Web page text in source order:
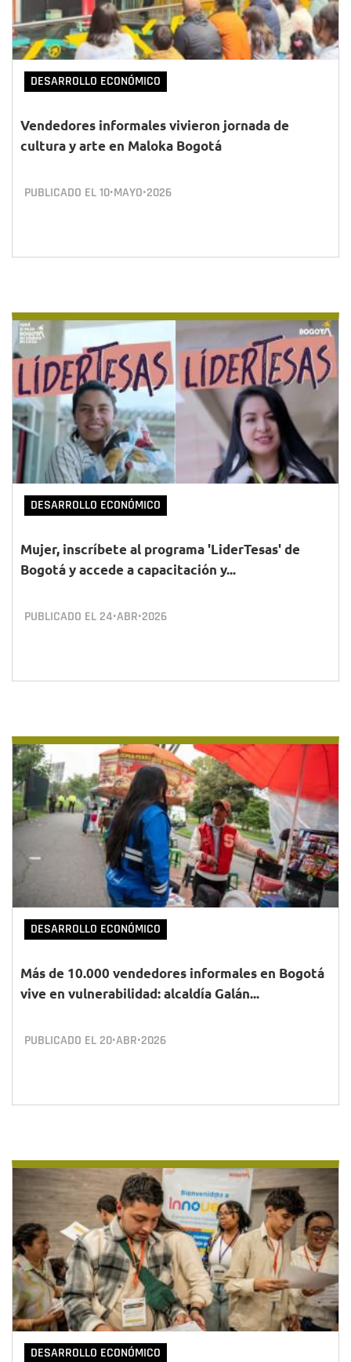
DESARROLLO ECONÓMICO
Vendedores informales vivieron jornada de
cultura y arte en Maloka Bogotá
PUBLICADO EL10•MAYO•2026
DESARROLLO ECONÓMICO
Mujer, inscríbete al programa 'LiderTesas' de
Bogotá y accede a capacitación y...
PUBLICADO EL 24•ABR•2026
DESARROLLO ECONÓMICO
Más de 10.000 vendedores informales en Bogotá
vive en vulnerabilidad: alcaldía Galán...
PUBLICADO EL 20•ABR•2026
DESARROLLO ECONÓMICO